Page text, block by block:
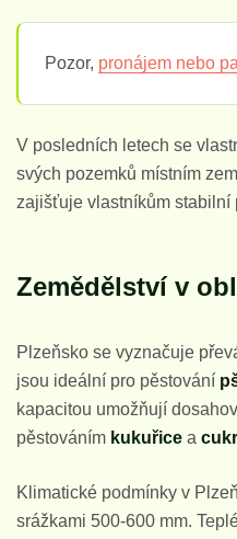
Pozor, pronájem nebo
V posledních letech se
svých pozemků místním
zajišťuje vlastníkům stabilní
Zemědělství v
Plzeňsko se vyznačuje
jsou ideální pro pěstování
kapacitou umožňují
pěstováním kukuřice a
Klimatické podmínky v
srážkami 500-600 mm.